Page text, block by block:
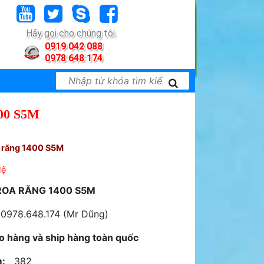
Hãy gọi cho chúng tôi
0919 042 088
0978 648 174
S5M
1400 S5M
RĂNG 1400 S5M
(Mr Dũng)
hàng và ship hàng toàn quốc
382